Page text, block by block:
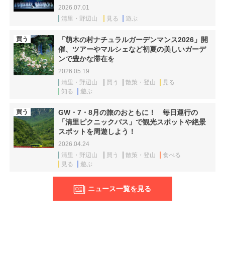
2026.07.01
清里・野辺山
見る 遊ぶ
買う
「萌木の村ナチュラルガーデンマンス2026」開
催、ツアーやマルシェなど初夏の美しいガーデ
ンで豊かな滞在を
2026.05.19
清里・野辺山
買う 散策・登山
見る
知る
遊ぶ
買う
GW・7・8月の旅のおともに！ 毎日運行の
「清里ピクニックバス」で観光スポットや絶景
スポットを周遊しよう！
2026.04.24
清里・野辺山
買う 散策・登山
食べる
見る
遊ぶ
ニュース一覧を見る